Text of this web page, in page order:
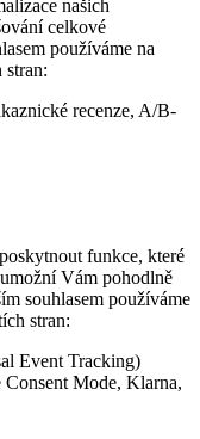
našich
celkové
používáme na
stran:
recenze, A/B-
funkce, které
Vám pohodlně
souhlasem používáme
stran:
Event Tracking)
Mode, Klarna,